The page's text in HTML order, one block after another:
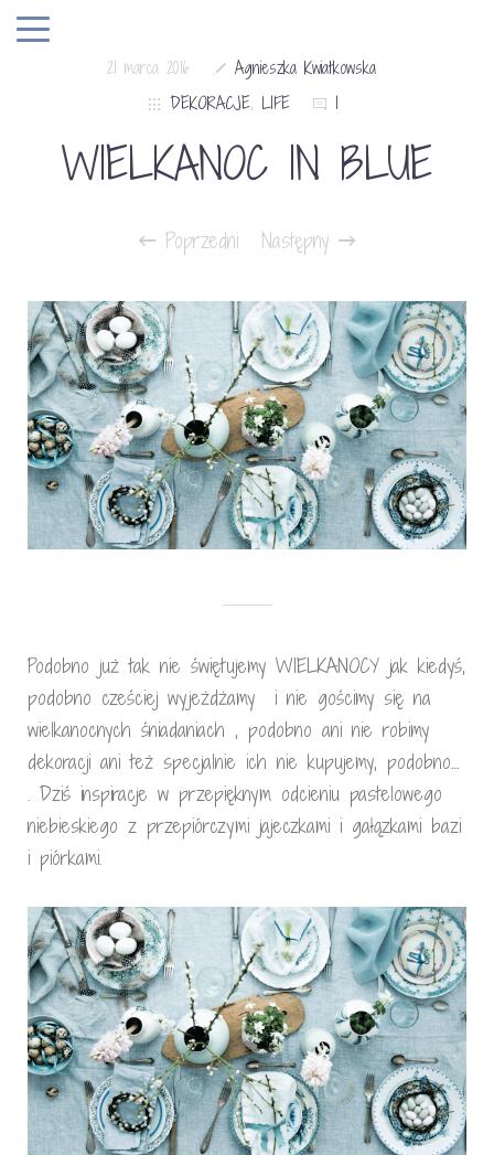
21 marca 2016
Agnieszka Kwiatkowska
DEKORACJE, LIFE 1
WIELKANOC IN BLUE
Poprzedni Następny
Podobno już tak nie świętujemy WIELKANOCY jak kiedyś,
podobno cześciej wyjeżdżamy i nie gościmy się na
wielkanocnych śniadaniach , podobno ani nie robimy
dekoracji ani też specjalnie ich nie kupujemy, podobno…
. Dziś inspiracje w przepięknym odcieniu pastelowego
niebieskiego z przepiórczymi jajeczkami i gałązkami bazi
i piórkami.